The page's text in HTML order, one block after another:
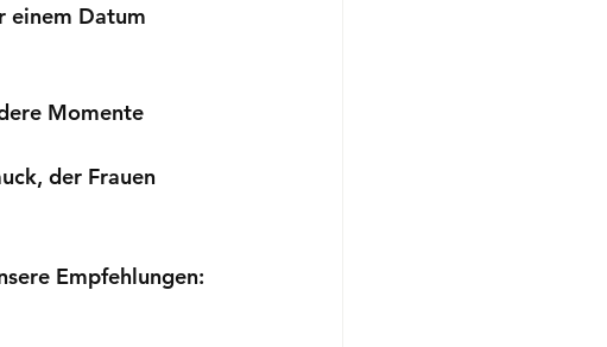
einem Datum
Momente
der Frauen
Empfehlungen: